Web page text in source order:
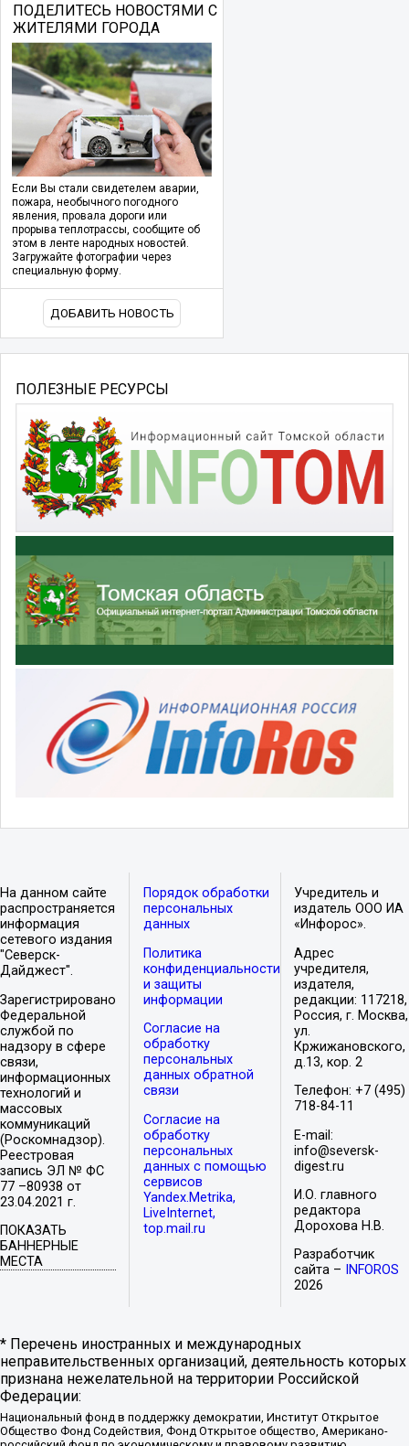
ПОДЕЛИТЕСЬ НОВОСТЯМИ С
ЖИТЕЛЯМИ ГОРОДА
Если Вы стали свидетелем аварии,
пожара, необычного погодного
явления, провала дороги или
прорыва теплотрассы, сообщите об
этом в ленте народных новостей.
Загружайте фотографии через
специальную форму.
ДОБАВИТЬ НОВОСТЬ
ПОЛЕЗНЫЕ РЕСУРСЫ
На данном сайте
распространяется
информация
сетевого издания
"Северск-
Дайджест".
Зарегистрировано
Федеральной
службой по
надзору в сфере
связи,
информационных
технологий и
массовых
коммуникаций
(Роскомнадзор).
Реестровая
запись ЭЛ № ФС
77 –80938 от
23.04.2021 г.
ПОКАЗАТЬ
БАННЕРНЫЕ
МЕСТА
Порядок обработки
персональных
данных
Политика
конфиденциальности
и защиты
информации
Согласие на
обработку
персональных
данных обратной
связи
Согласие на
обработку
персональных
данных с помощью
сервисов
Yandex.Metrika,
LiveInternet,
top.mail.ru
Учредитель и
издатель ООО ИА
«Инфорос».
Адрес
учредителя,
издателя,
редакции: 117218,
Россия, г. Москва,
ул.
Кржижановского,
д.13, кор. 2
Телефон: +7 (495)
718-84-11
E-mail:
info@seversk-
digest.ru
И.О. главного
редактора
Дорохова Н.В.
Разработчик
сайта –
INFOROS
2026
* Перечень иностранных и международных
неправительственных организаций, деятельность которых
признана нежелательной на территории Российской
Федерации:
Национальный фонд в поддержку демократии, Институт Открытое
Общество Фонд Содействия, Фонд Открытое общество, Американо-